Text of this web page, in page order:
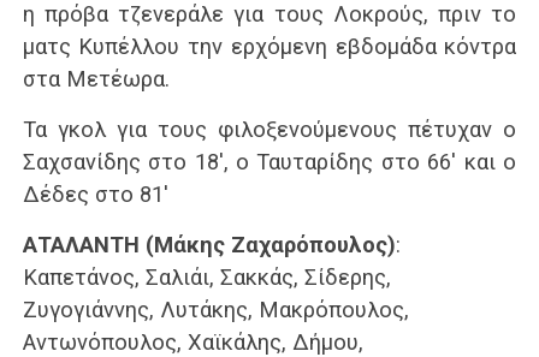
η πρόβα τζενεράλε για τους Λοκρούς, πριν το
ματς Κυπέλλου την ερχόμενη εβδομάδα κόντρα
στα Μετέωρα.
Τα γκολ για τους φιλοξενούμενους πέτυχαν ο
Σαχσανίδης στο 18′, ο Ταυταρίδης στο 66′ και ο
Δέδες στο 81′
ΑΤΑΛΑΝΤΗ (Μάκης Ζαχαρόπουλος):
Καπετάνος, Σαλιάι, Σακκάς, Σίδερης,
Ζυγογιάννης, Λυτάκης, Μακρόπουλος,
Αντωνόπουλος, Χαϊκάλης, Δήμου,